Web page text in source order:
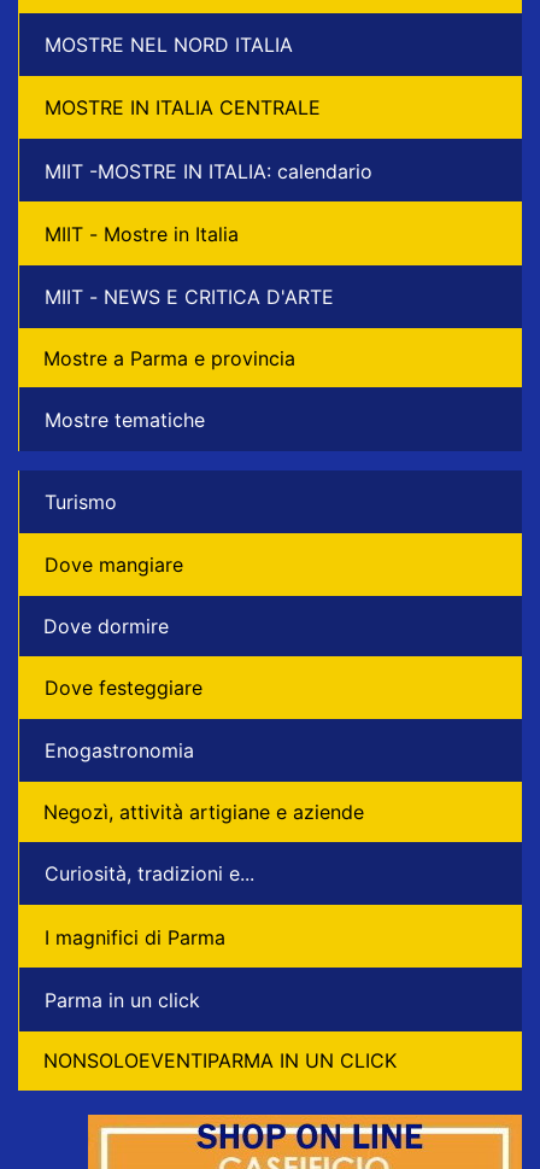
MOSTRE NEL NORD ITALIA
MOSTRE IN ITALIA CENTRALE
MIIT -MOSTRE IN ITALIA: calendario
MIIT - Mostre in Italia
MIIT - NEWS E CRITICA D'ARTE
Mostre a Parma e provincia
Mostre tematiche
Turismo
Dove mangiare
Dove dormire
Dove festeggiare
Enogastronomia
Negozì, attività artigiane e aziende
Curiosità, tradizioni e...
I magnifici di Parma
Parma in un click
NONSOLOEVENTIPARMA IN UN CLICK